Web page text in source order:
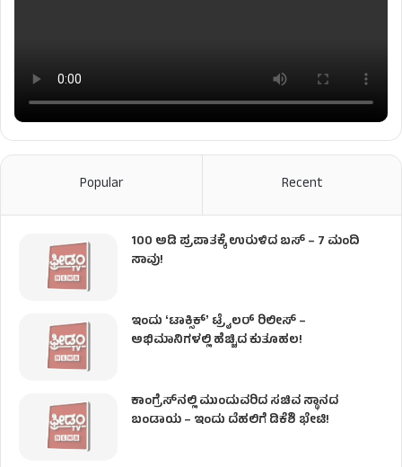
Popular Recent
100 ಅಡಿ ಪ್ರಪಾತಕ್ಕೆ ಉರುಳಿದ ಬಸ್‌ – 7 ಮಂದಿ
ಸಾವು!
ಇಂದು ʻಟಾಕ್ಸಿಕ್ʼ ಟ್ರೈಲರ್ ರಿಲೀಸ್‌ –
ಅಭಿಮಾನಿಗಳಲ್ಲಿ ಹೆಚ್ಚಿದ ಕುತೂಹಲ!
ಕಾಂಗ್ರೆಸ್​ನಲ್ಲಿ ಮುಂದುವರಿದ ಸಚಿವ ಸ್ಥಾನದ
ಬಂಡಾಯ – ಇಂದು ದೆಹಲಿಗೆ ಡಿಕೆಶಿ ಭೇಟಿ!